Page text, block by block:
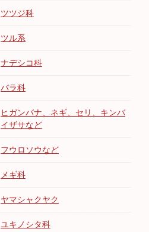
ツツジ科
ツル系
ナデシコ科
バラ科
ヒガンバナ、ネギ、セリ、キンバ
イザサなど
フウロソウなど
メギ科
ヤマシャクヤク
ユキノシタ科